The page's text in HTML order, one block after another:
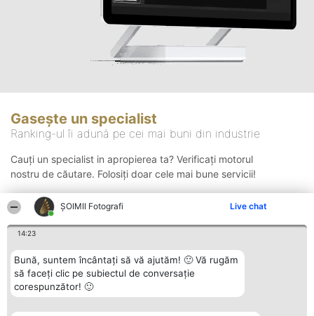
ȘOIMII Fotografi Live chat
14:23
Bună, suntem încântați să vă ajutăm! 🙂 Vă rugăm
să faceți clic pe subiectul de conversație
corespunzător! 🙂
Gasește un specialist
Ranking-ul îi adună pe cei mai buni din industrie
Cauți un specialist in apropierea ta? Verificați motorul
nostru de căutare. Folosiți doar cele mai bune servicii!